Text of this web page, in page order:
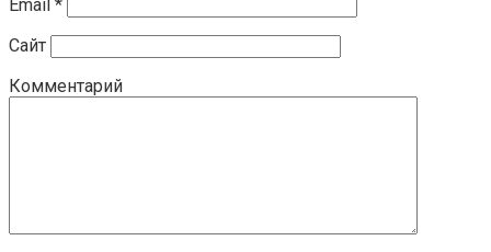
Email *
Сайт
Комментарий